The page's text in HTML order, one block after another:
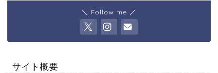
＼ Follow me ／
サイト概要